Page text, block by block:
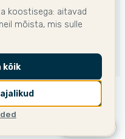
koostisega: aitavad
mõista, mis sulle
kõik
Latvija
🇱🇹 Lietuva